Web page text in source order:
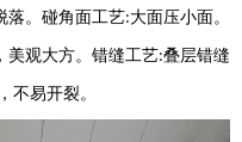
落。碰角面工艺:大面压小面。
美观大方。错缝工艺:叠层错缝
不易开裂。